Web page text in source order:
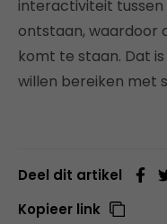
interactiviteit tussen
ontstaan, waardoor
komt te staan. Dat
willen bereiken met
Deel dit artikel
Kopieer link